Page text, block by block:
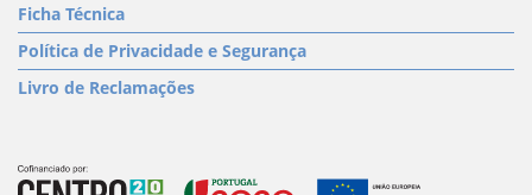
Ficha Técnica
Política de Privacidade e Segurança
Livro de Reclamações